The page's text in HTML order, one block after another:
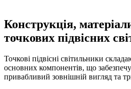
Конструкція,
точкових підвісних
Точкові підвісні світильники
основних компонентів, що
привабливий зовнішній вигляд та